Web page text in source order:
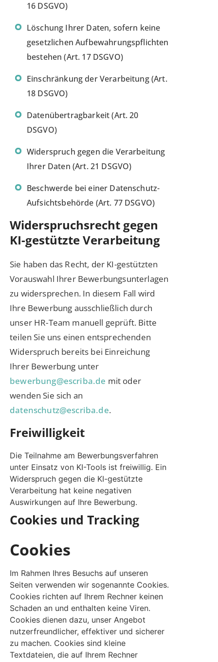
16 DSGVO)
Löschung Ihrer Daten, sofern keine
gesetzlichen Aufbewahrungspflichten
bestehen (Art. 17 DSGVO)
Einschränkung der Verarbeitung (Art.
18 DSGVO)
Datenübertragbarkeit (Art. 20
DSGVO)
Widerspruch gegen die Verarbeitung
Ihrer Daten (Art. 21 DSGVO)
Beschwerde bei einer Datenschutz-
Aufsichtsbehörde (Art. 77 DSGVO)
Widerspruchsrecht gegen
KI-gestützte Verarbeitung
Sie haben das Recht, der KI-gestützten
Vorauswahl Ihrer Bewerbungsunterlagen
zu widersprechen. In diesem Fall wird
Ihre Bewerbung ausschließlich durch
unser HR-Team manuell geprüft. Bitte
teilen Sie uns einen entsprechenden
Widerspruch bereits bei Einreichung
Ihrer Bewerbung unter
bewerbung@escriba.de mit oder
wenden Sie sich an
datenschutz@escriba.de.
Freiwilligkeit
Die Teilnahme am Bewerbungsverfahren
unter Einsatz von KI-Tools ist freiwillig. Ein
Widerspruch gegen die KI-gestützte
Verarbeitung hat keine negativen
Auswirkungen auf Ihre Bewerbung.
Cookies und Tracking
Cookies
Im Rahmen Ihres Besuchs auf unseren
Seiten verwenden wir sogenannte Cookies.
Cookies richten auf Ihrem Rechner keinen
Schaden an und enthalten keine Viren.
Cookies dienen dazu, unser Angebot
nutzerfreundlicher, effektiver und sicherer
zu machen. Cookies sind kleine
Textdateien, die auf Ihrem Rechner